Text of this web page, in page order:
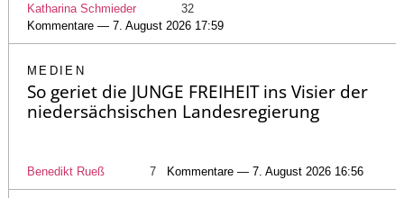
Katharina Schmieder
32
Kommentare — 7. August 2026 17:59
MEDIEN
So geriet die JUNGE FREIHEIT ins Visier der
niedersächsischen Landesregierung
Benedikt Rueß 7 Kommentare — 7. August 2026 16:56